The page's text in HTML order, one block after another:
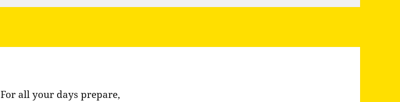
For all your days prepare,